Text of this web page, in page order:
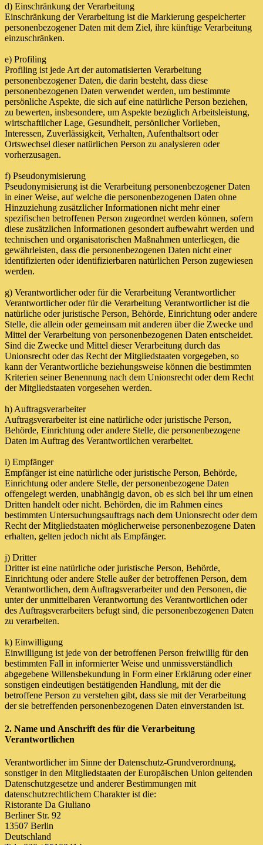
d) Einschränkung der Verarbeitung
Einschränkung der Verarbeitung ist die Markierung gespeicherter
personenbezogener Daten mit dem Ziel, ihre künftige Verarbeitung
einzuschränken.
e) Profiling
Profiling ist jede Art der automatisierten Verarbeitung
personenbezogener Daten, die darin besteht, dass diese
personenbezogenen Daten verwendet werden, um bestimmte
persönliche Aspekte, die sich auf eine natürliche Person beziehen,
zu bewerten, insbesondere, um Aspekte bezüglich Arbeitsleistung,
wirtschaftlicher Lage, Gesundheit, persönlicher Vorlieben,
Interessen, Zuverlässigkeit, Verhalten, Aufenthaltsort oder
Ortswechsel dieser natürlichen Person zu analysieren oder
vorherzusagen.
f) Pseudonymisierung
Pseudonymisierung ist die Verarbeitung personenbezogener Daten
in einer Weise, auf welche die personenbezogenen Daten ohne
Hinzuziehung zusätzlicher Informationen nicht mehr einer
spezifischen betroffenen Person zugeordnet werden können, sofern
diese zusätzlichen Informationen gesondert aufbewahrt werden und
technischen und organisatorischen Maßnahmen unterliegen, die
gewährleisten, dass die personenbezogenen Daten nicht einer
identifizierten oder identifizierbaren natürlichen Person zugewiesen
werden.
g) Verantwortlicher oder für die Verarbeitung Verantwortlicher
Verantwortlicher oder für die Verarbeitung Verantwortlicher ist die
natürliche oder juristische Person, Behörde, Einrichtung oder andere
Stelle, die allein oder gemeinsam mit anderen über die Zwecke und
Mittel der Verarbeitung von personenbezogenen Daten entscheidet.
Sind die Zwecke und Mittel dieser Verarbeitung durch das
Unionsrecht oder das Recht der Mitgliedstaaten vorgegeben, so
kann der Verantwortliche beziehungsweise können die bestimmten
Kriterien seiner Benennung nach dem Unionsrecht oder dem Recht
der Mitgliedstaaten vorgesehen werden.
h) Auftragsverarbeiter
Auftragsverarbeiter ist eine natürliche oder juristische Person,
Behörde, Einrichtung oder andere Stelle, die personenbezogene
Daten im Auftrag des Verantwortlichen verarbeitet.
i) Empfänger
Empfänger ist eine natürliche oder juristische Person, Behörde,
Einrichtung oder andere Stelle, der personenbezogene Daten
offengelegt werden, unabhängig davon, ob es sich bei ihr um einen
Dritten handelt oder nicht. Behörden, die im Rahmen eines
bestimmten Untersuchungsauftrags nach dem Unionsrecht oder dem
Recht der Mitgliedstaaten möglicherweise personenbezogene Daten
erhalten, gelten jedoch nicht als Empfänger.
j) Dritter
Dritter ist eine natürliche oder juristische Person, Behörde,
Einrichtung oder andere Stelle außer der betroffenen Person, dem
Verantwortlichen, dem Auftragsverarbeiter und den Personen, die
unter der unmittelbaren Verantwortung des Verantwortlichen oder
des Auftragsverarbeiters befugt sind, die personenbezogenen Daten
zu verarbeiten.
k) Einwilligung
Einwilligung ist jede von der betroffenen Person freiwillig für den
bestimmten Fall in informierter Weise und unmissverständlich
abgegebene Willensbekundung in Form einer Erklärung oder einer
sonstigen eindeutigen bestätigenden Handlung, mit der die
betroffene Person zu verstehen gibt, dass sie mit der Verarbeitung
der sie betreffenden personenbezogenen Daten einverstanden ist.
2. Name und Anschrift des für die Verarbeitung
Verantwortlichen
Verantwortlicher im Sinne der Datenschutz-Grundverordnung,
sonstiger in den Mitgliedstaaten der Europäischen Union geltenden
Datenschutzgesetze und anderer Bestimmungen mit
datenschutzrechtlichem Charakter ist die:
Ristorante Da Giuliano
Berliner Str. 92
13507 Berlin
Deutschland